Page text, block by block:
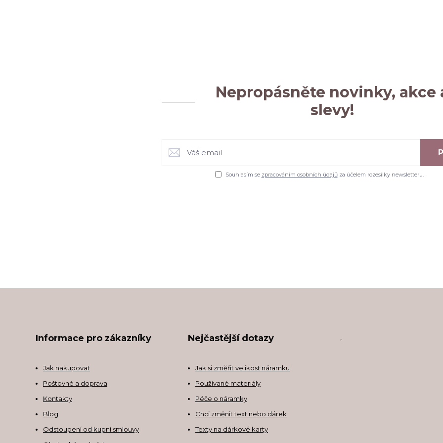
Nepropásněte novinky, akce
slevy!
Souhlasím se zpracováním osobních údajůza účelem rozesílky newsletteru.
Informace pro zákazníky
Jak nakupovat
Poštovné a doprava
Kontakty
Blog
Odstoupení od kupní smlouvy
Nejčastější dotazy
Jak si změřit velikost náramku
Používané materiály
Péče o náramky
Chci změnit text nebo dárek
Texty na dárkové karty